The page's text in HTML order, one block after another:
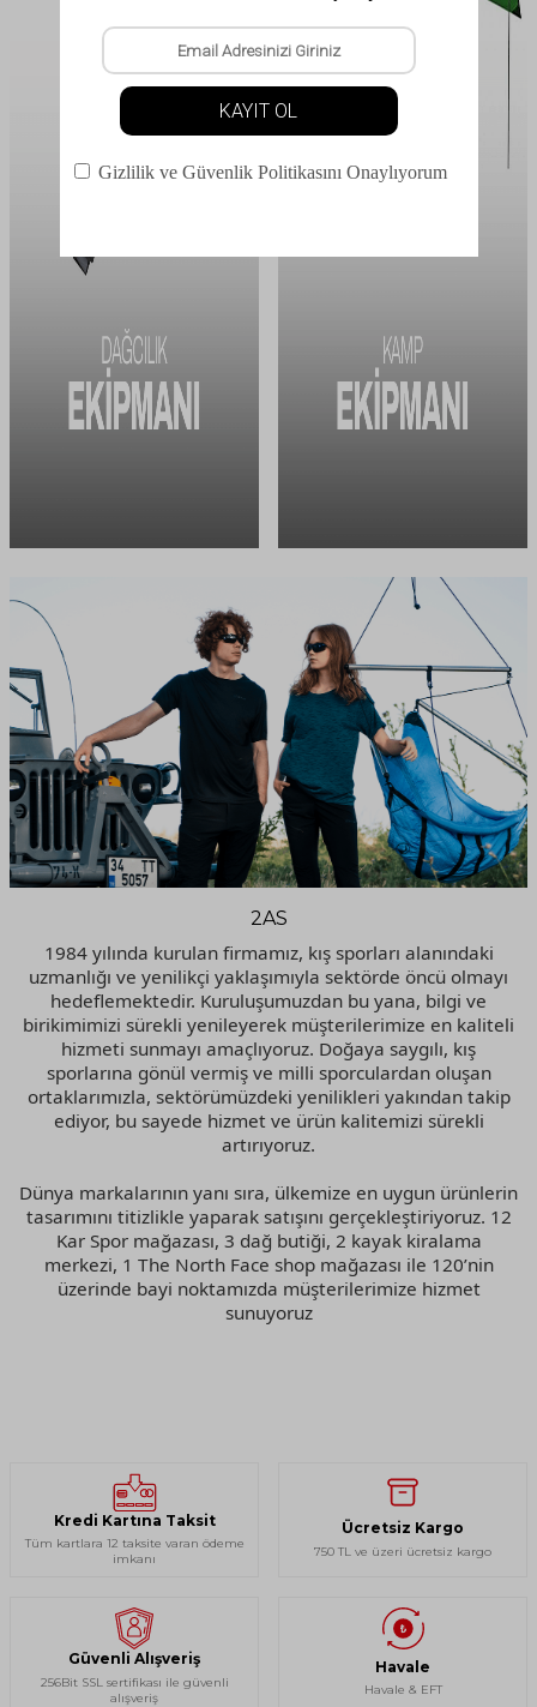
2AS
1984 yılında kurulan firmamız, kış sporları alanındaki
uzmanlığı ve yenilikçi yaklaşımıyla sektörde öncü olmayı
hedeflemektedir. Kuruluşumuzdan bu yana, bilgi ve
birikimimizi sürekli yenileyerek müşterilerimize en kaliteli
hizmeti sunmayı amaçlıyoruz. Doğaya saygılı, kış
sporlarına gönül vermiş ve milli sporculardan oluşan
ortaklarımızla, sektörümüzdeki yenilikleri yakından takip
ediyor, bu sayede hizmet ve ürün kalitemizi sürekli
artırıyoruz.
Dünya markalarının yanı sıra, ülkemize en uygun ürünlerin
tasarımını titizlikle yaparak satışını gerçekleştiriyoruz. 12
Kar Spor mağazası, 3 dağ butiği, 2 kayak kiralama
merkezi, 1 The North Face shop mağazası ile 120’nin
üzerinde bayi noktamızda müşterilerimize hizmet
sunuyoruz
Kredi Kartına Taksit
Tüm kartlara 12 taksite varan ödeme
imkanı
Ücretsiz Kargo
750 TL ve üzeri ücretsiz kargo
Güvenli Alışveriş
256Bit SSL sertifikası ile güvenli
alışveriş
Havale
Havale & EFT